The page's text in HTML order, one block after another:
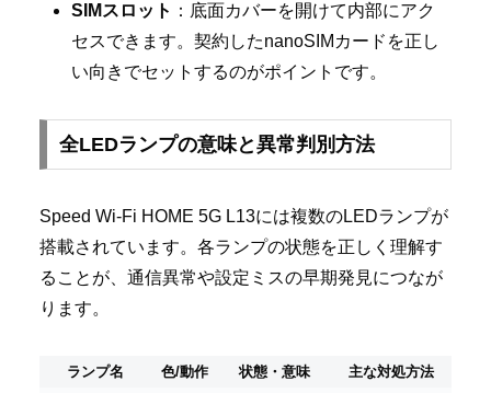
SIMスロット ：底面カバーを開けて内部にアク
セスできます。契約したnanoSIMカードを正し
い向きでセットするのがポイントです。
全LEDランプの意味と異常判別方法
Speed Wi-Fi HOME 5G L13には複数のLEDランプが
搭載されています。各ランプの状態を正しく理解す
ることが、通信異常や設定ミスの早期発見につなが
ります。
ランプ名 色/動作 状態・意味
主な対処方法